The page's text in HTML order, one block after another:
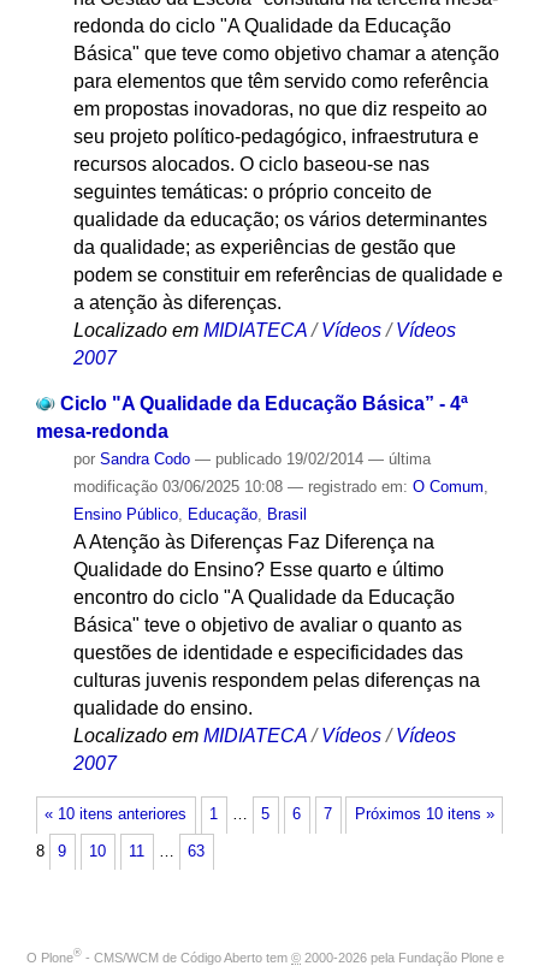
redonda do ciclo "A Qualidade da Educação
Básica" que teve como objetivo chamar a atenção
para elementos que têm servido como referência
em propostas inovadoras, no que diz respeito ao
seu projeto político-pedagógico, infraestrutura e
recursos alocados. O ciclo baseou-se nas
seguintes temáticas: o próprio conceito de
qualidade da educação; os vários determinantes
da qualidade; as experiências de gestão que
podem se constituir em referências de qualidade e
a atenção às diferenças.
Localizado em MIDIATECA /Vídeos /Vídeos
2007
Ciclo "A Qualidade da Educação Básica” - 4ª
mesa-redonda
por Sandra Codo — publicado19/02/2014 — última
modificação03/06/2025 10:08 — registrado em: O Comum,
Ensino Público, Educação, Brasil
A Atenção às Diferenças Faz Diferença na
Qualidade do Ensino? Esse quarto e último
encontro do ciclo "A Qualidade da Educação
Básica" teve o objetivo de avaliar o quanto as
questões de identidade e especificidades das
culturas juvenis respondem pelas diferenças na
qualidade do ensino.
Localizado em MIDIATECA /Vídeos /Vídeos
2007
« 10 itens anteriores Próximos 10 itens »
1 … 5 6 7
8 9 10 11 … 63
O Plone® - CMS/WCM de Código Aberto tem © 2000-2026 pela Fundação Plone e